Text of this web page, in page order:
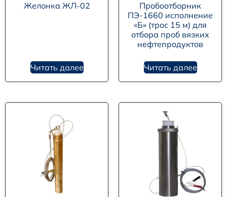
Желонка ЖЛ-02
Читать далее
Пробоотборник
ПЭ-1660 исполнение
«Б» (трос 15 м) для
отбора проб вязких
нефтепродуктов
Читать далее